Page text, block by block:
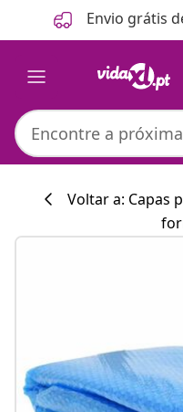
Anterior
Seguinte Envio grátis
Voltar a: Capas